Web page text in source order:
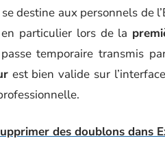
se destine aux personnels de
particulier lors de la
temporaire transmis
est bien valide sur
des doublons dans